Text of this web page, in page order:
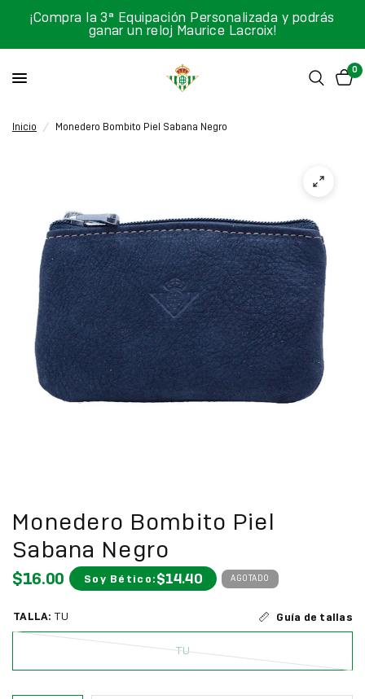
¡Compra la 3ª Equipación Personalizada y podrás
ganar un reloj Maurice Lacroix!
0
Inicio / Monedero Bombito Piel Sabana Negro
Monedero Bombito Piel
Sabana Negro
$16.00 Soy Bético:$14.40 AGOTADO
TALLA: TU Guía de tallas
TU